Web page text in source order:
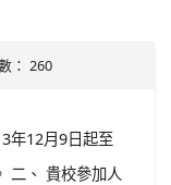
： 260
年12月9日起至
二、 貴校參加人